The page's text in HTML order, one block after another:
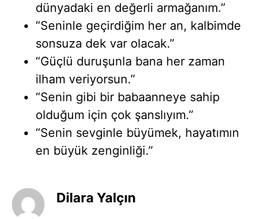
dünyadaki en değerli armağanım.”
“Seninle geçirdiğim her an, kalbimde
sonsuza dek var olacak.”
“Güçlü duruşunla bana her zaman
ilham veriyorsun.”
“Senin gibi bir babaanneye sahip
olduğum için çok şanslıyım.”
“Senin sevginle büyümek, hayatımın
en büyük zenginliği.”
Dilara Yalçın